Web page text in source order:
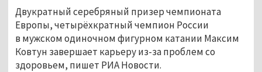
Двукратный серебряный призер чемпионата
Европы, четырёхкратный чемпион России
в мужском одиночном фигурном катании Максим
Ковтун завершает карьеру из-за проблем со
здоровьем, пишет РИА Новости.